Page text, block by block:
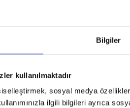
Bilgiler
kullanılmaktadır
sosyal medya
ilgili bilgileri ayrıca